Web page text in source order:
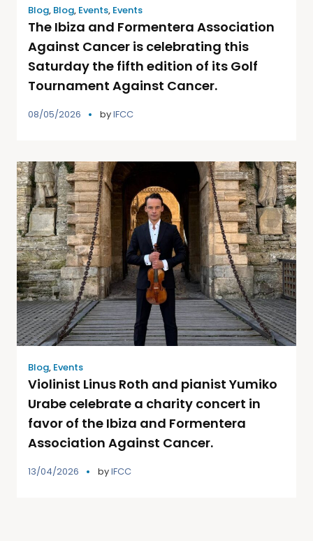
Blog, Blog, Events, Events
The Ibiza and Formentera Association
Against Cancer is celebrating this
Saturday the fifth edition of its Golf
Tournament Against Cancer.
08/05/2026 byIFCC
Blog, Events
Violinist Linus Roth and pianist Yumiko
Urabe celebrate a charity concert in
favor of the Ibiza and Formentera
Association Against Cancer.
13/04/2026 byIFCC